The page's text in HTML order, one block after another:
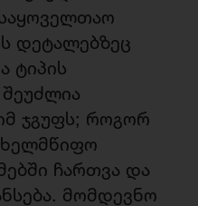
დეტალებზეც
ტიპის
ჯგუფს; როგორ
ჩართვა და
მომდევნო